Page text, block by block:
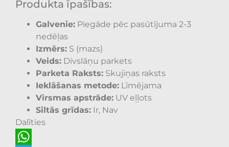
Produkta īpašības:
Galvenie: Piegāde pēc pasūtījuma 2-3
nedēļas
Izmērs: S (mazs)
Veids: Divslāņu parkets
Parketa Raksts: Skujiņas raksts
Ieklāšanas metode: Līmējama
Virsmas apstrāde: UV eļļots
Siltās grīdas: Ir, Nav
Dalīties